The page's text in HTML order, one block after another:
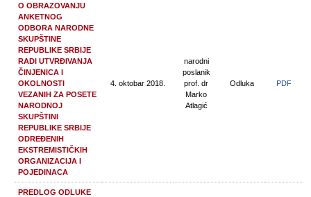
O OBRAZOVANJU
ANKETNOG
ODBORA NARODNE
SKUPŠTINE
REPUBLIKE SRBIJE
RADI UTVRĐIVANJA
ČINJENICA I
OKOLNOSTI
VEZANIH ZA POSETE
NARODNOJ
SKUPŠTINI
REPUBLIKE SRBIJE
ODREĐENIH
EKSTREMISTIČKIH
ORGANIZACIJA I
POJEDINACA
4. oktobar 2018.
narodni
poslanik
prof. dr
Marko
Atlagić
Odluka PDF
PREDLOG ODLUKE